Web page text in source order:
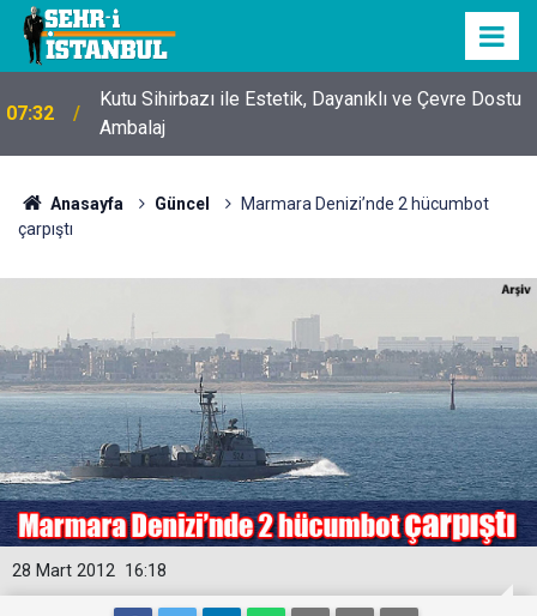
07:32
Kutu Sihirbazı ile Estetik, Dayanıklı ve Çevre Dostu
Ambalaj
Anasayfa Güncel
Marmara Denizi’nde 2 hücumbot
çarpıştı
16:18
28 Mart 2012